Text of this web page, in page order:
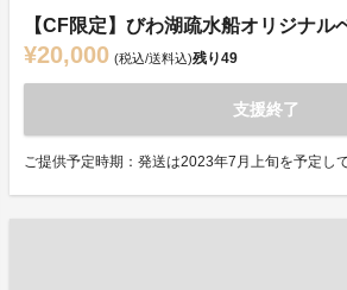
【CF限定】びわ湖疏水船オリジナル
¥20,000 (税込/送料込)残り49
支援終了
ご提供予定時期：発送は2023年7月上旬を予定し